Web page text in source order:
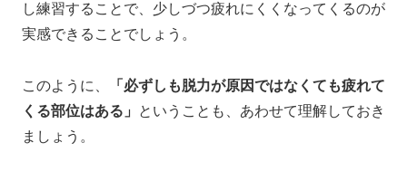
し練習することで、 少しづつ疲れにくくなってくるのが
実感できることでしょう。
このように、
「必ずしも脱力が原因ではなくても疲れて
くる部位はある」
ということも、 あわせて理解しておき
ましょう。